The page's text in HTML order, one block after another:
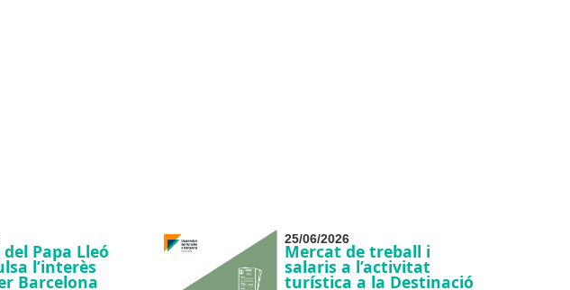
Papa Lleó
l’interès
Barcelona
25/06/2026
Mercat de treball i
salaris a l’activitat
turística a la Destinació